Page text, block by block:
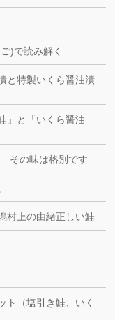
)で読み解く
と特製いくら醤油漬
」と「いくら醤油
その味は格別です
村上の由緒正しい鮭
ト（塩引き鮭、いく